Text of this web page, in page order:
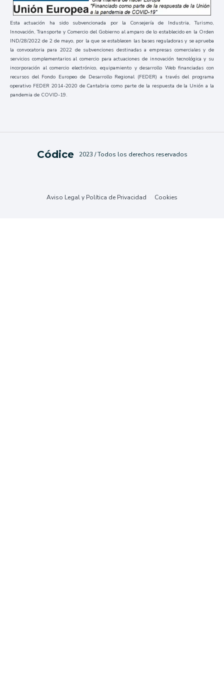
Esta actuación ha sido subvencionada por la Consejería de Industria, Turismo,
Innovación, Transporte y Comercio del Gobierno al amparo de lo establecido en la Orden
IND/28/2022 de 2 de mayo, por la que se establecen las bases reguladoras y se aprueba
la convocatoria para 2022 de subvenciones destinadas a empresas comerciales y de
servicios complementarios al comercio para actuaciones de innovación tecnológica y su
incorporación al comercio electrónico, equipamiento y desarrollo Web financiadas con
recursos del Fondo Europeo de Desarrollo Regional (FEDER) a través del programa
operativo FEDER 2014-2020 de Cantabria como parte de la respuesta de la Unión a la
pandemia de COVID-19.
Códice 2023 / Todos los derechos reservados
Aviso Legal y Política de Privacidad Cookies